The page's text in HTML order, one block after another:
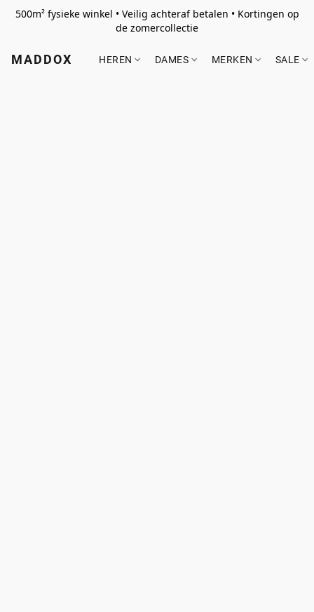
500m² fysieke winkel • Veilig achteraf betalen • Kortingen op
de zomercollectie
MADDOX HEREN DAMES MERKEN SALE